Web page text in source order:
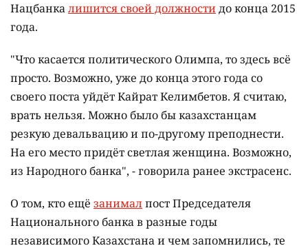
Нацбанкалишится своей должностидо конца 2015
года.
"Что касается политического Олимпа, то здесь всё
просто. Возможно, уже до конца этого года со
своего поста уйдёт Кайрат Келимбетов. Я считаю,
врать нельзя. Можно было бы казахстанцам
резкую девальвацию и по-другому преподнести.
На его место придёт светлая женщина. Возможно,
из Народного банка", - говорила ранее экстрасенс.
О том, кто ещё занималпост Председателя
Национального банка в разные годы
независимого Казахстана и чем запомнились, те